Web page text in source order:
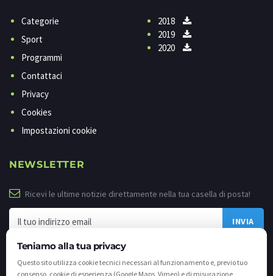
Teniamo alla tua privacy
Questo sito utilizza cookie tecnici necessari al funzionamento e, previo tuo
consenso, cookie di esperienza (Google Maps, Vimeo) e di misurazione
Categorie
Sport
Programmi
Contattaci
Privacy
Cookies
Impostazioni cookie
2018
2019
2020
NEWSLETTER
Ricevi le ultime notizie direttamente nella tua casella di posta!